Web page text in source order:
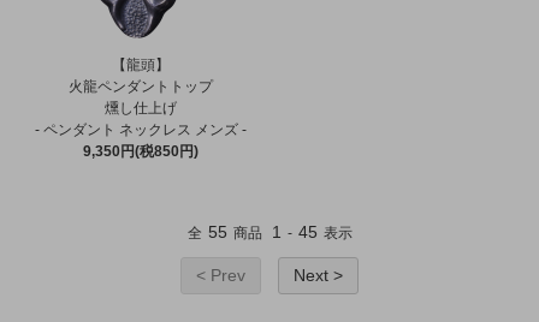
【龍頭】
火龍ペンダントトップ
燻し仕上げ
- ペンダント ネックレス メンズ -
9,350円(税850円)
全 55 商品 1 - 45 表示
< Prev Next >